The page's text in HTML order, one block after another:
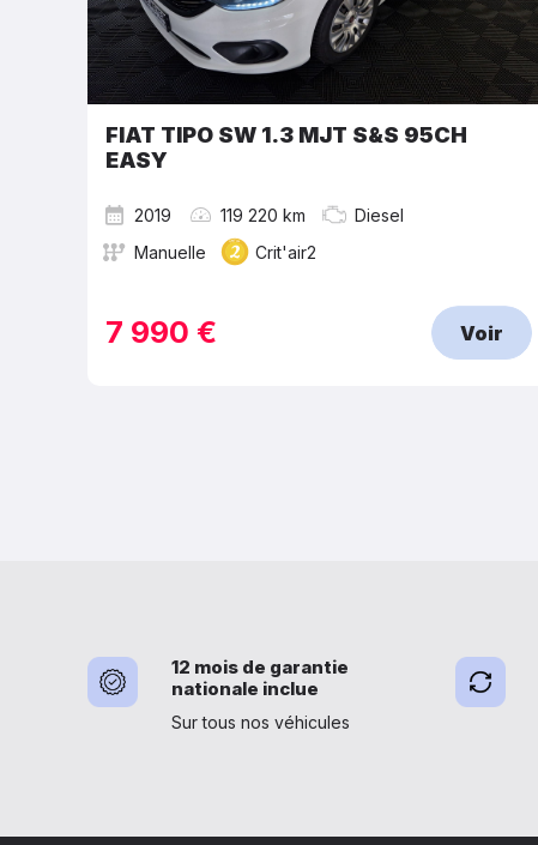
FIAT TIPO SW 1.3 MJT S&S 95CH
EASY
2019 119 220 km
Diesel
Manuelle
Crit'air2
7 990 € Voir
12 mois de garantie
nationale inclue
Sur tous nos véhicules